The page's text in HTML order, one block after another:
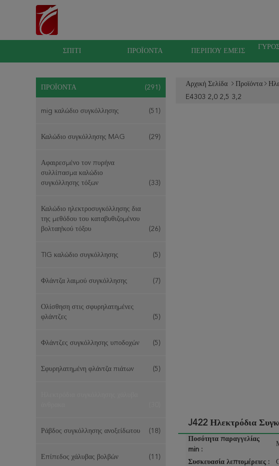
ΣΠΊΤΙ ΠΡΟΪΌΝΤΑ ΠΕΡΊΠΟΥ ΕΜΕΊΣ
ΠΡΟΪΌΝΤΑ (291)
mig καλώδιο συγκόλλησης (51)
Καλώδιο συγκόλλησης MAG (29)
Αφαιρεσμένο τον πυρήνα
συλλίπασμα καλώδιο
συγκόλλησης τόξων
(33)
Καλώδιο ηλεκτροσυγκόλλησης δια
της μεθόδου του καταβυθιζομένου
βολταη!κού τόξου
(26)
TIG καλώδιο συγκόλλησης (5)
Φλάντζα λαιμού συγκόλλησης (7)
Ολίσθηση στις σφυρηλατημένες
φλάντζες
(5)
Φλάντζες συγκόλλησης υποδοχών (5)
Σφυρηλατημένη φλάντζα πιάτων (5)
Ράβδος συγκόλλησης ανοξείδωτου (18)
Επίπεδος χάλυβας βολβών (11)
Αρχική Σελίδα Προϊόντα
E4303 2,0 2,5 3,2
J422 Ηλεκτρόδια
Ποσότητα παραγγελίας
min :
Συσκευασία λεπτομέρειες :